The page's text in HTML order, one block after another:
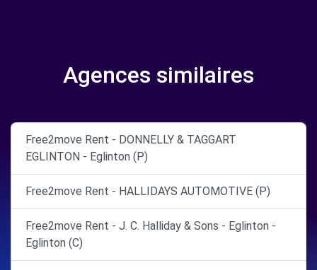
Agences similaires
Free2move Rent - DONNELLY & TAGGART
EGLINTON - Eglinton (P)
Free2move Rent - HALLIDAYS AUTOMOTIVE (P)
Free2move Rent - J. C. Halliday & Sons - Eglinton -
Eglinton (C)